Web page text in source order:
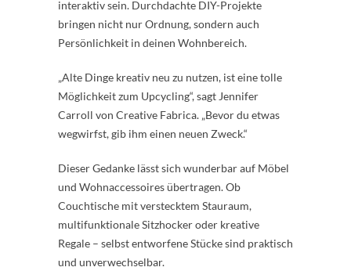
interaktiv sein. Durchdachte DIY-Projekte
bringen nicht nur Ordnung, sondern auch
Persönlichkeit in deinen Wohnbereich.
„Alte Dinge kreativ neu zu nutzen, ist eine tolle
Möglichkeit zum Upcycling“, sagt Jennifer
Carroll von Creative Fabrica. „Bevor du etwas
wegwirfst, gib ihm einen neuen Zweck.“
Dieser Gedanke lässt sich wunderbar auf Möbel
und Wohnaccessoires übertragen. Ob
Couchtische mit verstecktem Stauraum,
multifunktionale Sitzhocker oder kreative
Regale – selbst entworfene Stücke sind praktisch
und unverwechselbar.